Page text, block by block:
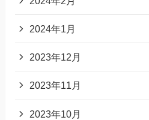
2024年1月
2023年12月
2023年11月
2023年10月